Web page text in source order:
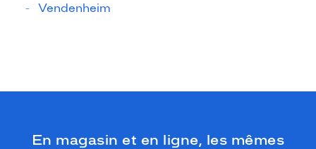
Vendenheim
En magasin et en ligne, les mêmes